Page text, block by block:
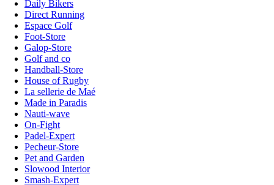
Daily Bikers
Direct Running
Espace Golf
Foot-Store
Galop-Store
Golf and co
Handball-Store
House of Rugby
La sellerie de Maé
Made in Paradis
Nauti-wave
On-Fight
Padel-Expert
Pecheur-Store
Pet and Garden
Slowood Interior
Smash-Expert